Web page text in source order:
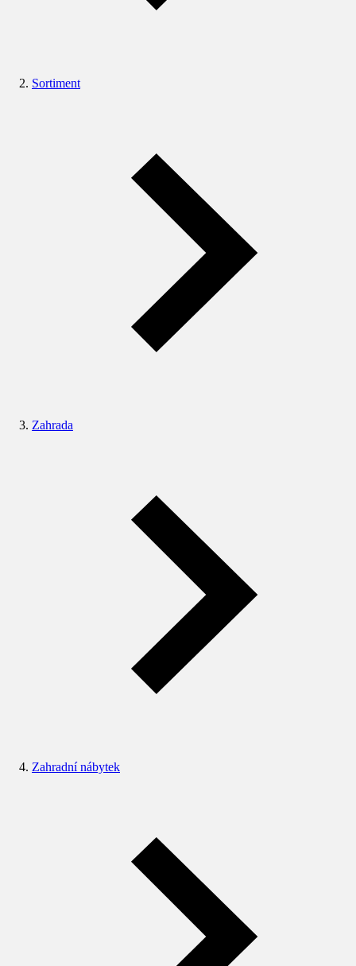
Sortiment
Zahrada
Zahradní nábytek